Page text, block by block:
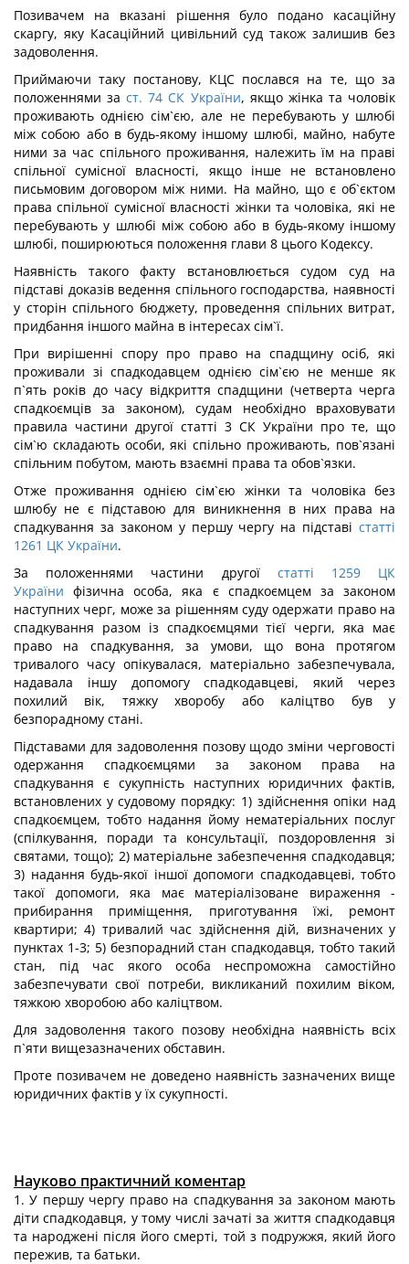
Позивачем на вказані рішення було подано касаційну
скаргу, яку Касаційний цивільний суд також залишив без
задоволення.
Приймаючи таку постанову, КЦС послався на те, що за
положеннями заст. 74 СК України, якщо жінка та чоловік
проживають однією сім`єю, але не перебувають у шлюбі
між собою або в будь-якому іншому шлюбі, майно, набуте
ними за час спільного проживання, належить їм на праві
спільної сумісної власності, якщо інше не встановлено
письмовим договором між ними. На майно, що є об`єктом
права спільної сумісної власності жінки та чоловіка, які не
перебувають у шлюбі між собою або в будь-якому іншому
шлюбі, поширюються положення глави 8 цього Кодексу.
Наявність такого факту встановлюється судом суд на
підставі доказів ведення спільного господарства, наявності
у сторін спільного бюджету, проведення спільних витрат,
придбання іншого майна в інтересах сім`ї.
При вирішенні спору про право на спадщину осіб, які
проживали зі спадкодавцем однією сім`єю не менше як
п`ять років до часу відкриття спадщини (четверта черга
спадкоємців за законом), судам необхідно враховувати
правила частини другої статті 3 СК України про те, що
сім`ю складають особи, які спільно проживають, пов`язані
спільним побутом, мають взаємні права та обов`язки.
Отже проживання однією сім`єю жінки та чоловіка без
шлюбу не є підставою для виникнення в них права на
спадкування за законом у першу чергу на підставі статті
1261 ЦК України.
За положеннями частини другої статті 1259 ЦК
України фізична особа, яка є спадкоємцем за законом
наступних черг, може за рішенням суду одержати право на
спадкування разом із спадкоємцями тієї черги, яка має
право на спадкування, за умови, що вона протягом
тривалого часу опікувалася, матеріально забезпечувала,
надавала іншу допомогу спадкодавцеві, який через
похилий вік, тяжку хворобу або каліцтво був у
безпорадному стані.
Підставами для задоволення позову щодо зміни черговості
одержання спадкоємцями за законом права на
спадкування є сукупність наступних юридичних фактів,
встановлених у судовому порядку: 1) здійснення опіки над
спадкоємцем, тобто надання йому нематеріальних послуг
(спілкування, поради та консультації, поздоровлення зі
святами, тощо); 2) матеріальне забезпечення спадкодавця;
3) надання будь-якої іншої допомоги спадкодавцеві, тобто
такої допомоги, яка має матеріалізоване вираження -
прибирання приміщення, приготування їжі, ремонт
квартири; 4) тривалий час здійснення дій, визначених у
пунктах 1-3; 5) безпорадний стан спадкодавця, тобто такий
стан, під час якого особа неспроможна самостійно
забезпечувати свої потреби, викликаний похилим віком,
тяжкою хворобою або каліцтвом.
Для задоволення такого позову необхідна наявність всіх
п`яти вищезазначених обставин.
Проте позивачем не доведено наявність зазначених вище
юридичних фактів у їх сукупності.
Науково практичний коментар
1. У першу чергу право на спадкування за законом мають
діти спадкодавця, у тому числі зачаті за життя спадкодавця
та народжені після його смерті, той з подружжя, який його
пережив, та батьки.